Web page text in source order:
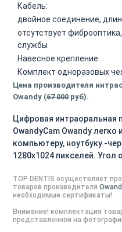
Кабель:
двойное соединение,
отсутствует
службы
Навесное крепление
Комплект одноразовых
Цена производителя
Owandy (67 000 руб).
Цифровая интраоральная
OwandyCam Owandy
компьютеру, ноутбуку -
1280х1024 пикселей. Угол
TOP DENTIS осуществляет
товаров производителя
необходимые сертификаты!
Внимание! комплектация
представленной на